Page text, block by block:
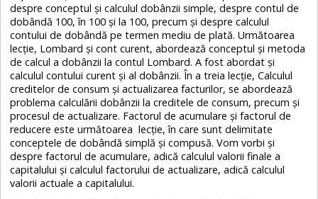
despre conceptul și calculul dobânzii simple, despre contul de
dobândă 100, în 100 și la 100, precum și despre calculul
contului de dobândă pe termen mediu de plată. Următoarea
lecție, Lombard și cont curent, abordează conceptul și metoda
de calcul a dobânzii la contul Lombard. A fost abordat și
calculul contului curent și al dobânzii. În a treia lecție, Calculul
creditelor de consum și actualizarea facturilor, se abordează
problema calculării dobânzii la creditele de consum, precum și
procesul de actualizare. Factorul de acumulare și factorul de
reducere este următoarea lecție, în care sunt delimitate
conceptele de dobândă simplă și compusă. Vom vorbi și
despre factorul de acumulare, adică calculul valorii finale a
capitalului și calculul factorului de actualizare, adică calculul
valorii actuale a capitalului.